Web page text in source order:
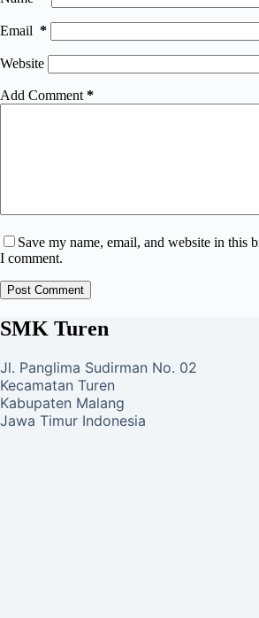
Email *
Website
Add Comment *
Save my name, email, and website in this
I comment.
Post Comment
SMK Turen
Jl. Panglima Sudirman No. 02
Kecamatan Turen
Kabupaten Malang
Jawa Timur Indonesia